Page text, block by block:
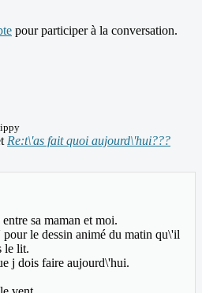
pour participer à la conversation.
Re:t\'as fait quoi aujourd\'hui???
sa maman et moi.
le dessin animé du matin qu\'il
le lit.
j dois faire aujourd\'hui.